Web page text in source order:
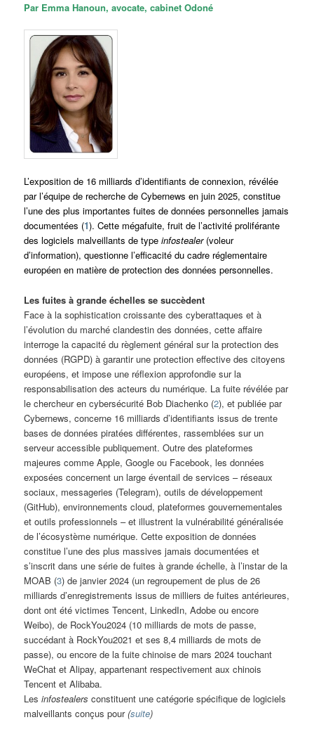
Par Emma Hanoun, avocate, cabinet Odoné
L’exposition de 16 milliards d’identifiants de connexion, révélée
par l’équipe de recherche de Cybernews en juin 2025, constitue
l’une des plus importantes fuites de données personnelles jamais
documentées (1). Cette mégafuite, fruit de l’activité proliférante
des logiciels malveillants de typeinfostealer(voleur
d’information), questionne l’efficacité du cadre réglementaire
européen en matière de protection des données personnelles.
Les fuites à grande échelles se succèdent
Face à la sophistication croissante des cyberattaques et à
l’évolution du marché clandestin des données, cette affaire
interroge la capacité du règlement général sur la protection des
données (RGPD) à garantir une protection effective des citoyens
européens, et impose une réflexion approfondie sur la
responsabilisation des acteurs du numérique. La fuite révélée par
le chercheur en cybersécurité Bob Diachenko (2), et publiée par
Cybernews, concerne 16 milliards d’identifiants issus de trente
bases de données piratées différentes, rassemblées sur un
serveur accessible publiquement. Outre des plateformes
majeures comme Apple, Google ou Facebook, les données
exposées concernent un large éventail de services – réseaux
sociaux, messageries (Telegram), outils de développement
(GitHub), environnements cloud, plateformes gouvernementales
et outils professionnels – et illustrent la vulnérabilité généralisée
de l’écosystème numérique. Cette exposition de données
constitue l’une des plus massives jamais documentées et
s’inscrit dans une série de fuites à grande échelle, à l’instar de la
MOAB (3) de janvier 2024 (un regroupement de plus de 26
milliards d’enregistrements issus de milliers de fuites antérieures,
dont ont été victimes Tencent, LinkedIn, Adobe ou encore
Weibo), de RockYou2024 (10 milliards de mots de passe,
succédant à RockYou2021 et ses 8,4 milliards de mots de
passe), ou encore de la fuite chinoise de mars 2024 touchant
WeChat et Alipay, appartenant respectivement aux chinois
Tencent et Alibaba.
Lesinfostealers constituent une catégorie spécifique de logiciels
malveillants conçus pour(suite)